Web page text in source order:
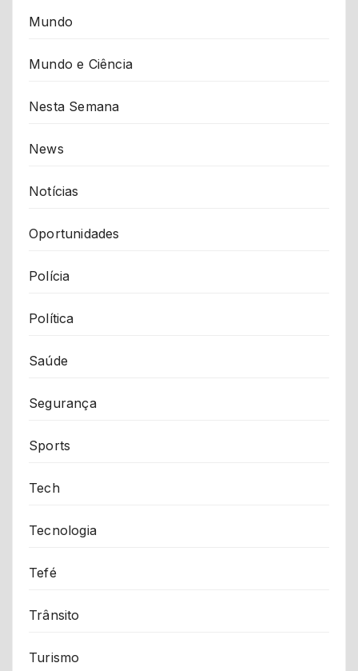
Mundo
Mundo e Ciência
Nesta Semana
News
Notícias
Oportunidades
Polícia
Política
Saúde
Segurança
Sports
Tech
Tecnologia
Tefé
Trânsito
Turismo